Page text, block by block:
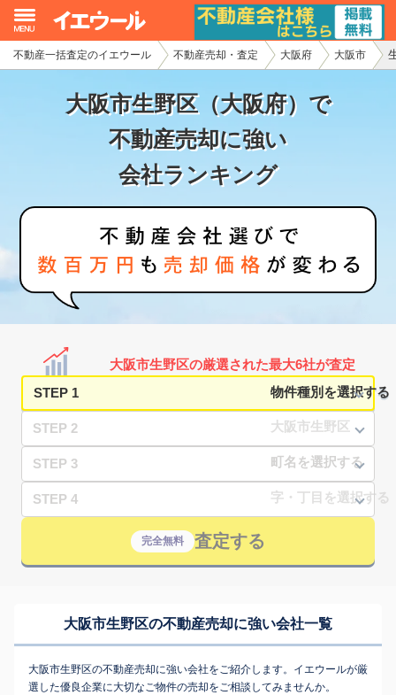
不動産一括査定のイエウール 不動産売却・査定 大阪府 大阪市
大阪市生野区（大阪府）で
不動産売却に強い
会社ランキング
大阪市生野区の厳選された最大6社が査定
STEP 1
STEP 2
STEP 3
STEP 4
完全無料 査定する
大阪市生野区の不動産売却に強い会社一覧
大阪市生野区の不動産売却に強い会社をご紹介します。イエウールが厳
選した優良企業に大切なご物件の売却をご相談してみませんか。
イエウール加盟希望の不動産会社様
初めての方へ
不動産売却の流れ
家査定シミュレーター
お問い合わせ